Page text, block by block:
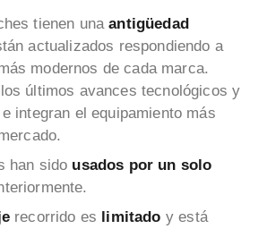
tienen unaantigüedad
actualizados respondiendo a
modernos de cada marca.
últimos avances tecnológicos y
integran el equipamiento más
han sido usados por un solo
recorrido es limitado y está